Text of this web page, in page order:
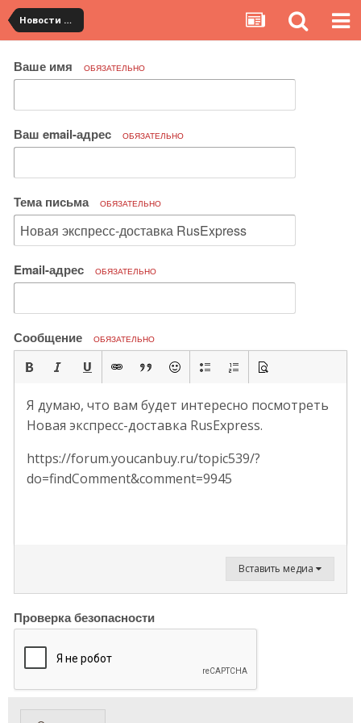
Новости сервиса
Ваше имя ОБЯЗАТЕЛЬНО
Ваш email-адрес ОБЯЗАТЕЛЬНО
Тема письма ОБЯЗАТЕЛЬНО
Email-адрес ОБЯЗАТЕЛЬНО
Сообщение ОБЯЗАТЕЛЬНО
Я думаю, что вам будет интересно посмотреть
Новая экспресс-доставка RusExpress.
https://forum.youcanbuy.ru/topic539/?
do=findComment&comment=9945
Вставить медиа
Проверка безопасности